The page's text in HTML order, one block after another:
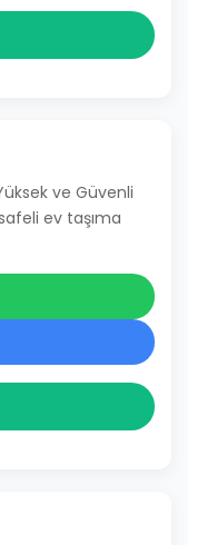
ve Güvenli
ev taşıma